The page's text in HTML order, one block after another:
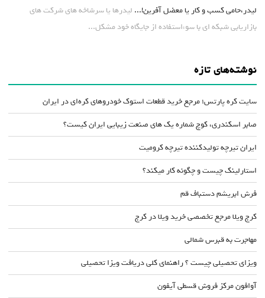
لیدر،حامی کسب و کار یا معضل آفرین!... لیدرها یا سرشاخه های شرکت های
بازاریابی شبکه ای با سوءاستفاده از جایگاه خود مشکل...
نوشته‌های تازه
سایت کره پارتس؛ مرجع خرید قطعات استوک خودروهای کره‌ای در ایران
صابر اسکندری، کوچ شماره یک های صنعت زیبایی ایران کیست؟
ایران تیرچه تولیدکننده تیرچه کرومیت
استارلینک چیست و چگونه کار میکند؟
فرش ابریشم دستباف قم
کرج ویلا مرجع تخصصی خرید ویلا در کرج
مهاجرت به قبرس شمالی
ویزای تحصیلی چیست ؟ راهنمای کلی دریافت ویزا تحصیلی
آوافون مرکز فروش قسطی آیفون